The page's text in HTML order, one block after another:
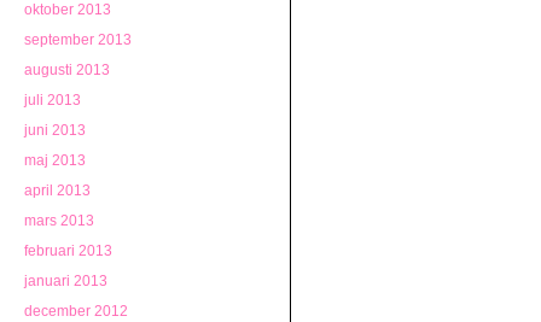
oktober 2013
september 2013
augusti 2013
juli 2013
juni 2013
maj 2013
april 2013
mars 2013
februari 2013
januari 2013
december 2012